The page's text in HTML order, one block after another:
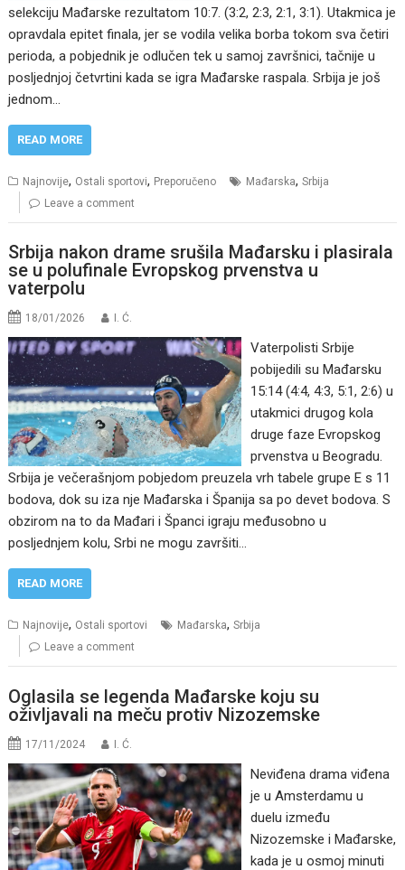
selekciju Mađarske rezultatom 10:7. (3:2, 2:3, 2:1, 3:1). Utakmica je
opravdala epitet finala, jer se vodila velika borba tokom sva četiri
perioda, a pobjednik je odlučen tek u samoj završnici, tačnije u
posljednjoj četvrtini kada se igra Mađarske raspala. Srbija je još
jednom…
READ MORE
Najnovije, Ostali sportovi, Preporučeno Mađarska,Srbija
Leave a comment
Srbija nakon drame srušila Mađarsku i plasirala
se u polufinale Evropskog prvenstva u
vaterpolu
18/01/2026 I. Ć.
Vaterpolisti Srbije
pobijedili su Mađarsku
15:14 (4:4, 4:3, 5:1, 2:6) u
utakmici drugog kola
druge faze Evropskog
prvenstva u Beogradu.
Srbija je večerašnjom pobjedom preuzela vrh tabele grupe E s 11
bodova, dok su iza nje Mađarska i Španija sa po devet bodova. S
obzirom na to da Mađari i Španci igraju međusobno u
posljednjem kolu, Srbi ne mogu završiti…
READ MORE
Najnovije, Ostali sportovi Mađarska,Srbija
Leave a comment
Oglasila se legenda Mađarske koju su
oživljavali na meču protiv Nizozemske
17/11/2024 I. Ć.
Neviđena drama viđena
je u Amsterdamu u
duelu između
Nizozemske i Mađarske,
kada je u osmoj minuti